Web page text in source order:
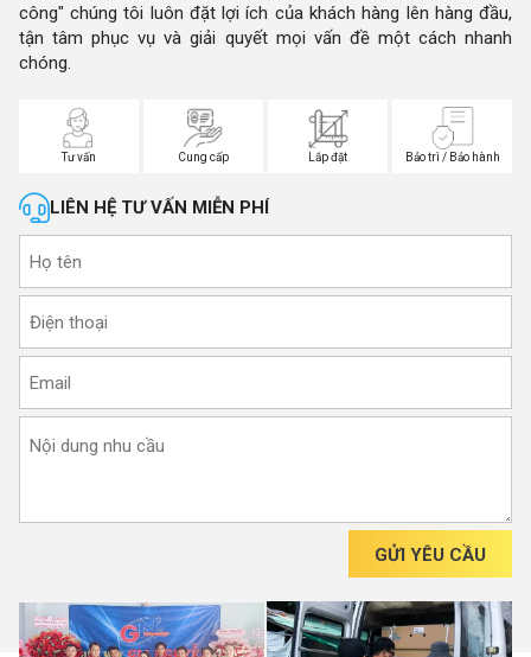
công" chúng tôi luôn đặt lợi ích của khách hàng lên hàng đầu,
tận tâm phục vụ và giải quyết mọi vấn đề một cách nhanh
chóng.
Tư vấn Cung cấp Lắp đặt Bảo trì / Bảo hành
LIÊN HỆ TƯ VẤN MIỄN PHÍ
GỬI YÊU CẦU